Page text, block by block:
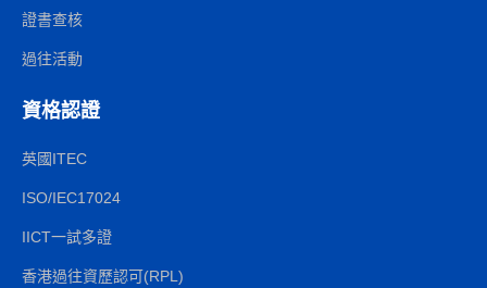
證書查核
過往活動
資格認證
英國ITEC
ISO/IEC17024
IICT一試多證
香港過往資歷認可(RPL)